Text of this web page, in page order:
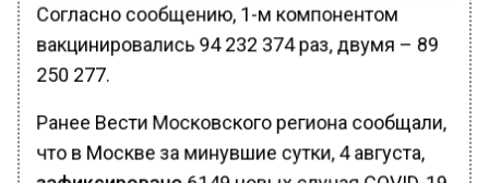
Согласно сообщению, 1-м компонентом
вакцинировались 94 232 374 раз, двумя – 89
250 277.
Ранее Вести Московского региона сообщали,
что в Москве за минувшие сутки, 4 августа,